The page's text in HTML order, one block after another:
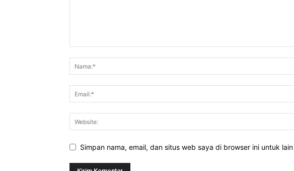
Simpan nama, email, dan situs web saya di browser ini untuk